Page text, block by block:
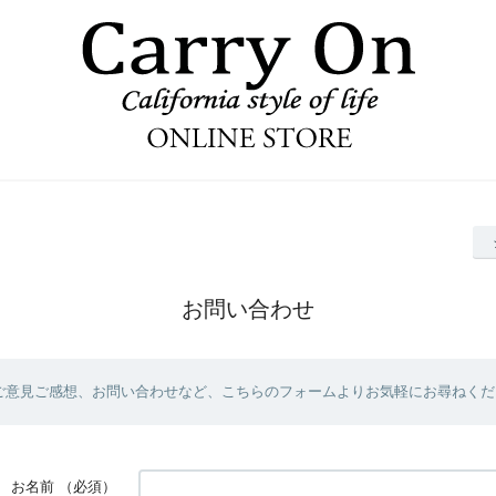
お問い合わせ
見ご感想、お問い合わせなど、こちらのフォームよりお気軽にお尋ねくだ
お名前 （必須）